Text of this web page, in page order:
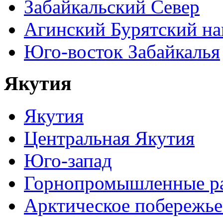
Забайкальский Север
Агинский Бурятский
Юго-восток Забайкалья
Якутия
Якутия
Центральная Якутия
Юго-запад
Горнопромышленные
Арктическое